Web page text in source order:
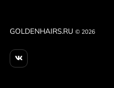
GOLDENHAIRS.RU © 2026